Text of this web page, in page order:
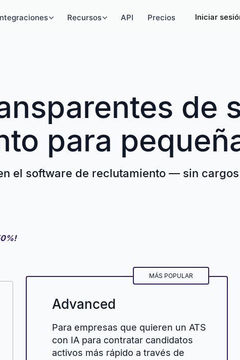
Recursos API Precios Iniciar
de
para
el software de reclutamiento — sin
MÁS POPULAR
Advanced
Para empresas que quieren un ATS
con IA para contratar candidatos
activos más rápido a través de